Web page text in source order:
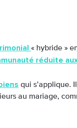
« hybride »
réduite
qui s’applique.
au mariage,